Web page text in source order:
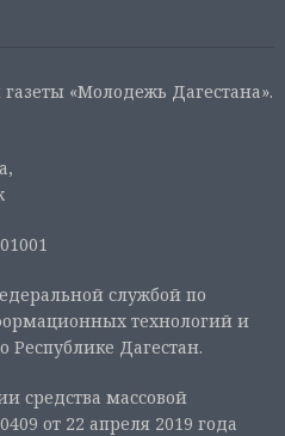
«Молодежь Дагестана».
службой по
технологий и
Дагестан.
средства массовой
от 22 апреля 2019 года